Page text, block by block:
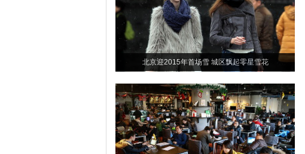
北京迎2015年首场雪 城区飘起零星雪花